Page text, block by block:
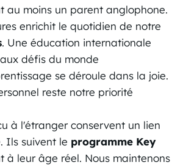
au moins un parent anglophone.
enrichit le quotidien de notre
. Une éducation internationale
défis du monde
se déroule dans la joie.
reste notre priorité
à l'étranger conservent un lien
Ils suivent le programme Key
à leur âge réel. Nous maintenons